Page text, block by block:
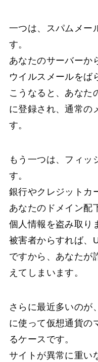
一つは、スパムメー
す。
あなたのサーバーか
ウイルスメールをば
こうなると、あなた
に登録され、通常の
す。
もう一つは、フィッ
す。
銀行やクレジットカ
あなたのドメイン配
個人情報を盗み取り
被害者からすれば、
ですから、あなたが
えてしまいます。
さらに最近多いのが
に使って仮想通貨の
るケースです。
サイトが異常に重い